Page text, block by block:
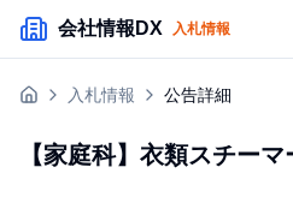
メインコンテンツにスキップ
会社情報DX 入札情報
入札情報入札情報 公告詳細
【家庭科】衣類スチー